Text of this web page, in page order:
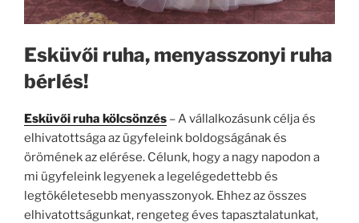
Esküvői ruha, menyasszonyi ruha
bérlés!
Esküvői ruha kölcsönzés – A vállalkozásunk célja és
elhivatottsága az ügyfeleink boldogságának és
örömének az elérése. Célunk, hogy a nagy napodon a
mi ügyfeleink legyenek a legelégedettebb és
legtökéletesebb menyasszonyok. Ehhez az összes
elhivatottságunkat, rengeteg éves tapasztalatunkat,